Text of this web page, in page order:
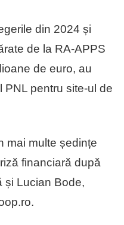
din 2024 și
de la RA-APPS
de euro, au
pentru site-ul de
mai multe ședințe
financiară după
și Lucian Bode,